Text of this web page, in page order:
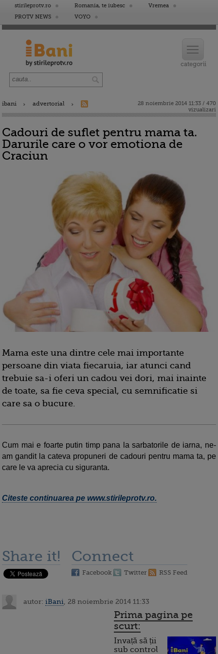
stirileprotv.ro Romania, te iubesc
Vremea
PROTV NEWS
VOYO
ibani advertorial
28 noiembrie 2014 11:33 / 470
vizualizari
Cadouri de suflet pentru mama ta.
Darurile care o vor emotiona de
Craciun
Mama este una dintre cele mai importante
persoane din viata fiecaruia, iar atunci cand
trebuie sa-i oferi un cadou vei dori, mai inainte
de toate, sa fie ceva special, cu semnificatie si
care sa o bucure.
Cum mai e foarte putin timp pana la sarbatorile de iarna, ne-
am gandit la cateva propuneri de cadouri pentru mama ta, pe
care le va aprecia cu siguranta.
Citeste continuarea pe www.stirileprotv.ro.
Share it! Connect
Facebook Twitter RSS Feed
autor: iBani , 28 noiembrie 2014 11:33
Prima pagina pe
scurt:
Invață să ții
sub control